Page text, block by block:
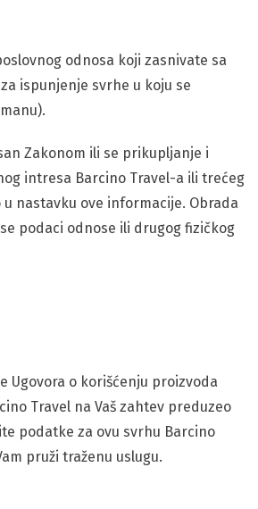
odnosa koji zasnivate sa
ispunjenje svrhe u koju se
Zakonom ili se prikupljanje i
intresa Barcino Travel-a ili trećeg
nastavku ove informacije. Obrada
podaci odnose ili drugog fizičkog
Ugovora o korišćenju proizvoda
Travel na Vaš zahtev preduzeo
podatke za ovu svrhu Barcino
pruži traženu uslugu.